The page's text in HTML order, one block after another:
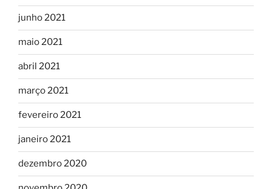
junho 2021
maio 2021
abril 2021
março 2021
fevereiro 2021
janeiro 2021
dezembro 2020